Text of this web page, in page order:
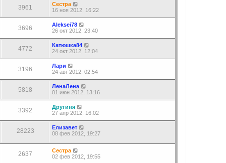
3961
Сестра
16 ноя 2012, 16:22
3696
Aleksei78
26 окт 2012, 23:40
4772
Катюшка84
24 окт 2012, 12:04
3196
Лари
24 авг 2012, 02:54
5818
ЛенаЛена
01 июн 2012, 13:16
3392
Другиня
27 апр 2012, 16:02
28223
Елизавет
08 фев 2012, 19:27
2637
Сестра
02 фев 2012, 19:55